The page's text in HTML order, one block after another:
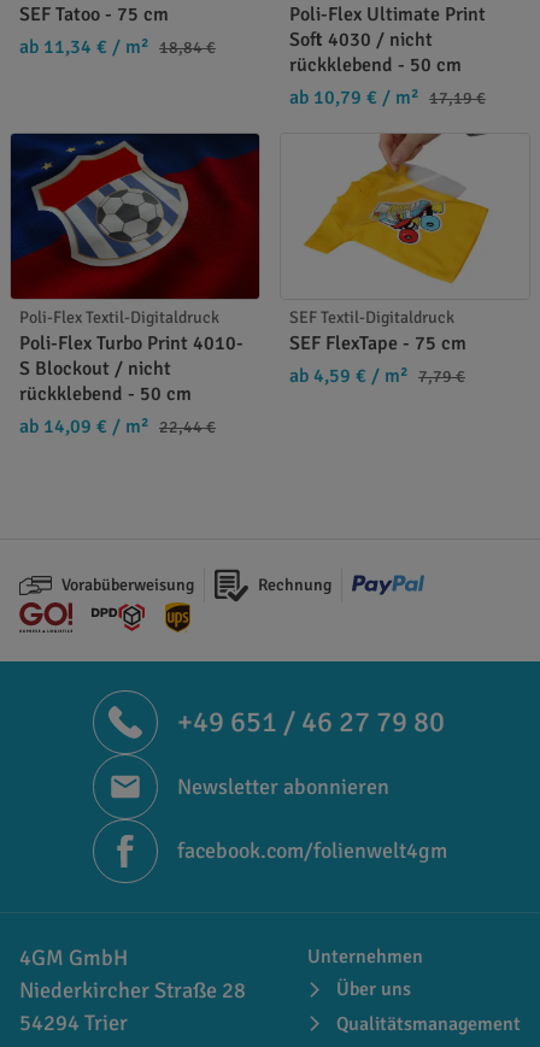
SEF Tatoo - 75 cm
ab 11,34 € / m² 18,84 €
Poli-Flex Ultimate Print
Soft 4030 / nicht
rückklebend - 50 cm
ab 10,79 € / m² 17,19 €
Poli-Flex Textil-Digitaldruck
Poli-Flex Turbo Print 4010-
S Blockout / nicht
rückklebend - 50 cm
ab 14,09 € / m² 22,44 €
SEF Textil-Digitaldruck
SEF FlexTape - 75 cm
ab 4,59 € / m² 7,79 €
Vorabüberweisung Rechnung
+49 651 / 46 27 79 80
Newsletter abonnieren
facebook.com/folienwelt4gm
4GM GmbH
Niederkircher Straße 28
54294 Trier
Unternehmen
Über uns
Qualitätsmanagement